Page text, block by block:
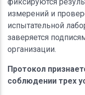
измерений и
испытательной
заверяется
организации.
Протокол
соблюдении трех